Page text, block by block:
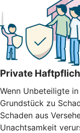
Private
Wenn Unbeteiligte
Grundstück zu
Schaden aus
Unachtsamkeit